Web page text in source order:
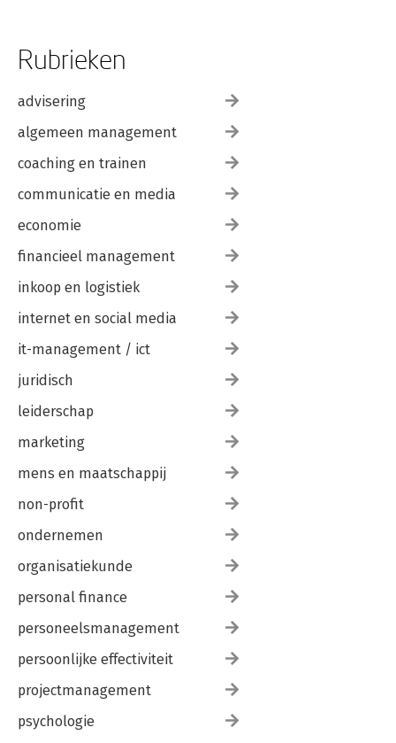
Tip 46. Lees de elevator story: je persoonlijke verhaal
Tip 47. Borg reflectie als proces
Tip 49. Huddle Up!
Nawoord
Dankwoord
Over de auteurs
Rubrieken
advisering
algemeen management
coaching en trainen
communicatie en media
economie
financieel management
inkoop en logistiek
internet en social media
it-management / ict
juridisch
leiderschap
marketing
mens en maatschappij
non-profit
ondernemen
organisatiekunde
personal finance
personeelsmanagement
persoonlijke effectiviteit
projectmanagement
psychologie